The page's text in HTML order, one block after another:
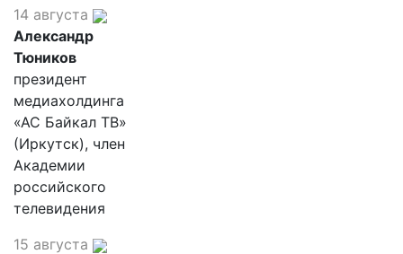
14 августа
Александр
Тюников
президент
медиахолдинга
«АС Байкал ТВ»
(Иркутск), член
Академии
российского
телевидения
15 августа